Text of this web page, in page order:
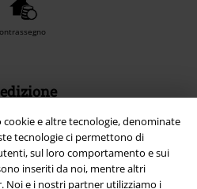
e altre tecnologie, denominate
tecnologie ci permettono di
sul loro comportamento e sui
inseriti da noi, mentre altri
Noi e i nostri partner utilizziamo i